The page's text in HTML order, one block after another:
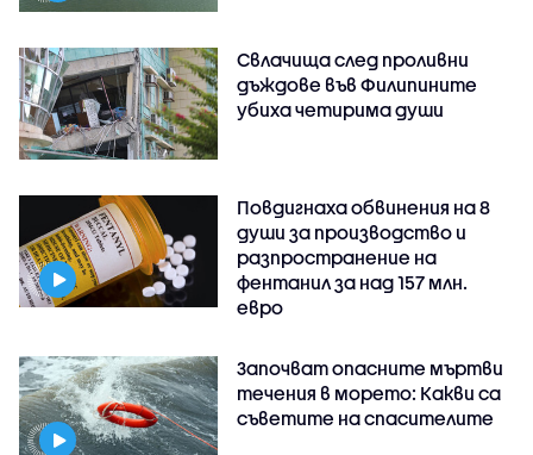
Свлачища след проливни
дъждове във Филипините
убиха четирима души
Повдигнаха обвинения на 8
души за производство и
разпространение на
фентанил за над 157 млн.
евро
Започват опасните мъртви
течения в морето: Какви са
съветите на спасителите